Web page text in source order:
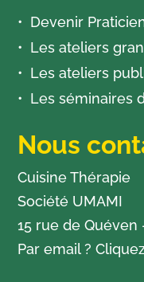
Devenir
Les ateliers
Les ateliers
Les séminaires
Nous
Cuisine Thérapie
Société UMAMI
15 rue de Quéven
Par email ?